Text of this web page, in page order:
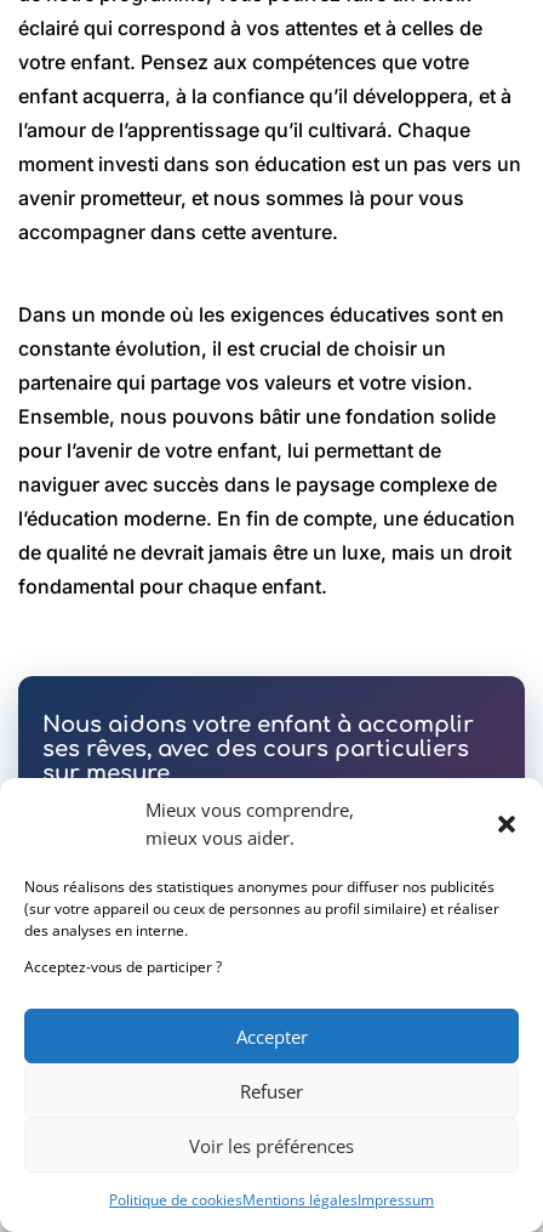
Mieux vous comprendre,
mieux vous aider.
Nous réalisons des statistiques anonymes pour diffuser nos publicités
(sur votre appareil ou ceux de personnes au profil similaire) et réaliser
des analyses en interne.
Acceptez-vous de participer ?
Accepter
Refuser
Voir les préférences
Politique de cookiesMentions légalesImpressum
éclairé qui correspond à vos attentes et à celles de
votre enfant. Pensez aux compétences que votre
enfant acquerra, à la confiance qu’il développera, et à
l’amour de l’apprentissage qu’il cultivará. Chaque
moment investi dans son éducation est un pas vers un
avenir prometteur, et nous sommes là pour vous
accompagner dans cette aventure.
Dans un monde où les exigences éducatives sont en
constante évolution, il est crucial de choisir un
partenaire qui partage vos valeurs et votre vision.
Ensemble, nous pouvons bâtir une fondation solide
pour l’avenir de votre enfant, lui permettant de
naviguer avec succès dans le paysage complexe de
l’éducation moderne. En fin de compte, une éducation
de qualité ne devrait jamais être un luxe, mais un droit
fondamental pour chaque enfant.
Nous aidons votre enfant à accomplir
ses rêves, avec des cours particuliers
sur mesure
Leader sur le marché depuis 1999
Offrez à votre enfant un accompagnement
scolaire personnalisé avec nos cours
expérimentés l'aident à progresser dans toutes
les matières : aide aux devoirs, soutien scolaire,
préparation aux examens.
✓ Cours particuliers à domicile adaptés